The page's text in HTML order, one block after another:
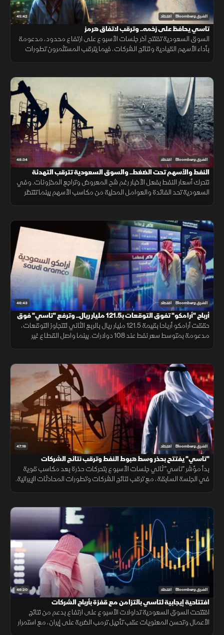
45:42 الشرق Bloomberg اقتصاد
تاسي يحافظ على زخمه.. وترقب لاتفاق هرمز
السوق السعودية تفتتح آخر جلسات الأسبوع على ارتفاع محدود، مدعومة
بأداء الأسهم القيادية ونتائج الشركات، فيما يترقب المستثمرون تطورات
48:34 الشرق Bloomberg اقتصاد
النفط والأسهم تحت الضغط.. والسوق السعودية تترقب التهدئة
تتحرك أسعار النفط بفعل الأخبار رغم شح المعروض وتراجع المخزونات. وفي
السعودية تحد الفائدة والعوامل المحلية من مكاسب الأسهم بينما تنتظر
46:43 الشرق Bloomberg اقتصاد
أرباح "أرامكو" تفوق التوقعات بـ121.5 مليار ريال.. وترفع "تاسي" فوق
10800 نقطة
حققت أرامكو أرباحا بقيمة 121.5 مليار ريال بالربع الثاني لتتجاوز التوقعات،
مدعومة بمتوسط سعر نفط عند 108 دولارات. بينما واصل القطاع غير
47:19 الشرق Bloomberg اقتصاد
"تاسي" يفتتح بحذر وسط هبوط النفط وترقب نتائج الشركات
بدأ مؤشر "تاسي" ثاني جلسات الأسبوع بتحركات حذرة بعد مكاسب قوية
في الجلسة السابقة، مع ترقب نتائج الشركات وتطورات المحادثات الإيرانية.
46:20 الشرق Bloomberg اقتصاد
افتتاحية إيجابية لتاسي بالتزامن مع قفزة بأرباح الشركات
افتتحت السوق السعودية تداولات الأسبوع على ارتفاع بدعم من نتائج
الأعمال وتحسن المعنويات عقب تأجيل ترمب الضربة على إيران، مع استمرار